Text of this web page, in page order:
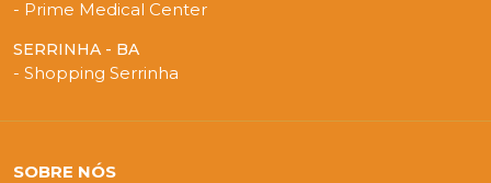
- Prime Medical Center
SERRINHA - BA
- Shopping Serrinha
SOBRE NÓS